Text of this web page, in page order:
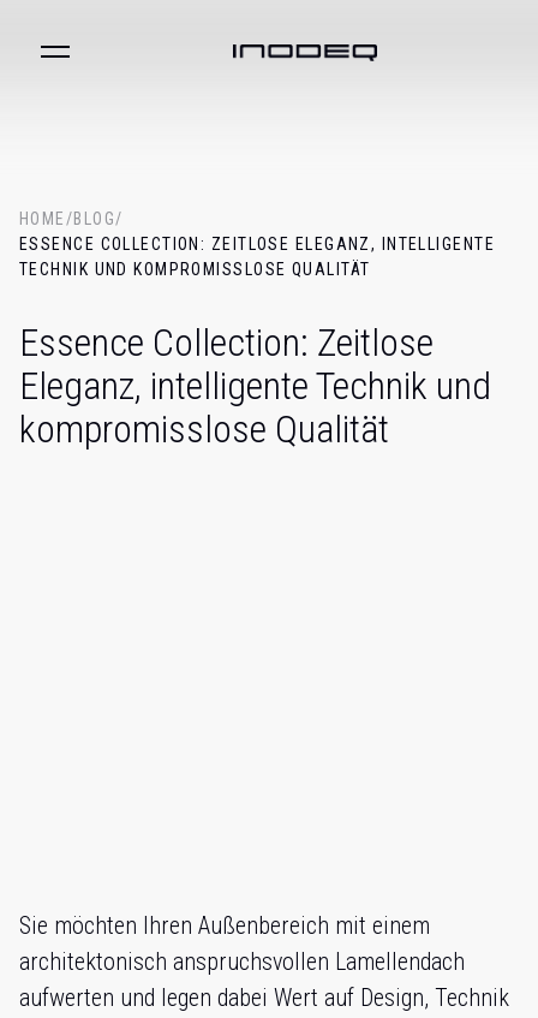
HOME /BLOG/
ESSENCE COLLECTION: ZEITLOSE ELEGANZ, INTELLIGENTE
TECHNIK UND KOMPROMISSLOSE QUALITÄT
Essence Collection: Zeitlose
Eleganz, intelligente Technik und
kompromisslose Qualität
Sie möchten Ihren Außenbereich mit einem
architektonisch anspruchsvollen Lamellendach
aufwerten und legen dabei Wert auf Design, Technik